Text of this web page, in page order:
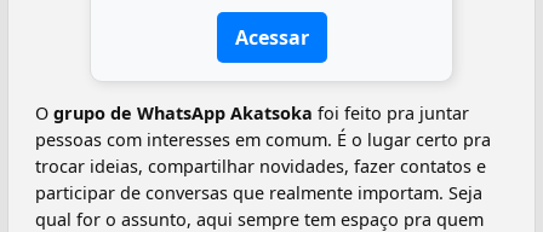
Acessar
O grupo de WhatsApp Akatsoka️ foi feito pra juntar
pessoas com interesses em comum. É o lugar certo pra
trocar ideias, compartilhar novidades, fazer contatos e
participar de conversas que realmente importam. Seja
qual for o assunto, aqui sempre tem espaço pra quem